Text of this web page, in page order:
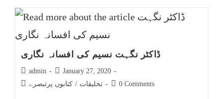
ڈاکٹر نگہت نسیم کی افسانہ نگاری
admin
January 27, 2020
تخلیقات / کتابوں پرتبصرے 0 Comments